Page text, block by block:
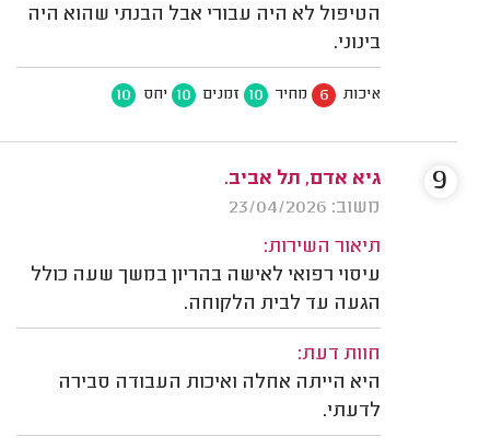
הטיפול לא היה עבורי אבל הבנתי שהוא היה
בינוני.
איכות 6 מחיר 10 זמנים 10 יחס 10
גיא אדם, תל אביב.
משוב: 23/04/2026
תיאור השירות:
עיסוי רפואי לאישה בהריון במשך שעה כולל
הגעה עד לבית הלקוחה.
חוות דעת:
היא הייתה אחלה ואיכות העבודה סבירה
לדעתי.
9